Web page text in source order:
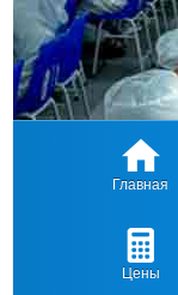
Главная
Цены